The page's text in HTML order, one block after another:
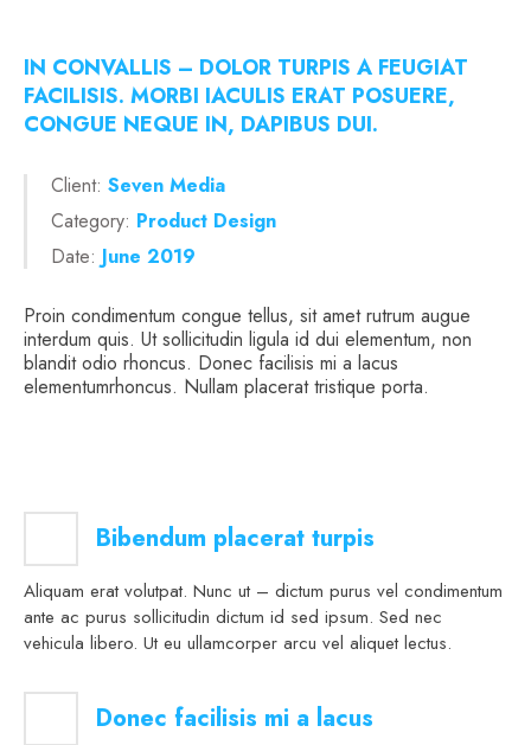
IN CONVALLIS – DOLOR TURPIS A FEUGIAT
FACILISIS. MORBI IACULIS ERAT POSUERE,
CONGUE NEQUE IN, DAPIBUS DUI.
Client: Seven Media
Category: Product Design
Date: June 2019
Proin condimentum congue tellus, sit amet rutrum augue
interdum quis. Ut sollicitudin ligula id dui elementum, non
blandit odio rhoncus. Donec facilisis mi a lacus
elementumrhoncus. Nullam placerat tristique porta.
Bibendum placerat turpis
Aliquam erat volutpat. Nunc ut – dictum purus vel condimentum
ante ac purus sollicitudin dictum id sed ipsum. Sed nec
vehicula libero. Ut eu ullamcorper arcu vel aliquet lectus.
Donec facilisis mi a lacus